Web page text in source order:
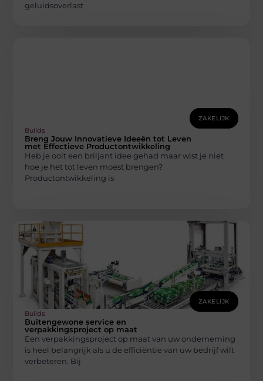
geluidsoverlast
ZAKELIJK
Builds
Breng Jouw Innovatieve Ideeën tot Leven
met Effectieve Productontwikkeling
Heb je ooit een briljant idee gehad maar wist je niet
hoe je het tot leven moest brengen?
Productontwikkeling is
ZAKELIJK
Builds
Buitengewone service en
verpakkingsproject op maat
Een verpakkingsproject op maat van uw onderneming
is heel belangrijk als u de efficiëntie van uw bedrijf wilt
verbeteren. Bij